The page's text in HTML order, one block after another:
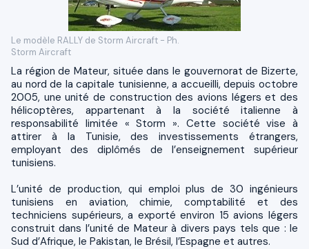
Le modèle RALLY de Storm Aircraft - Ph.
Storm Aircraft
La région de Mateur, située dans le gouvernorat de Bizerte,
au nord de la capitale tunisienne, a accueilli, depuis octobre
2005, une unité de construction des avions légers et des
hélicoptères, appartenant à la société italienne à
responsabilité limitée « Storm ». Cette société vise à
attirer à la Tunisie, des investissements étrangers,
employant des diplômés de l’enseignement supérieur
tunisiens.
L’unité de production, qui emploi plus de 30 ingénieurs
tunisiens en aviation, chimie, comptabilité et des
techniciens supérieurs, a exporté environ 15 avions légers
construit dans l’unité de Mateur à divers pays tels que : le
Sud d’Afrique, le Pakistan, le Brésil, l’Espagne et autres.